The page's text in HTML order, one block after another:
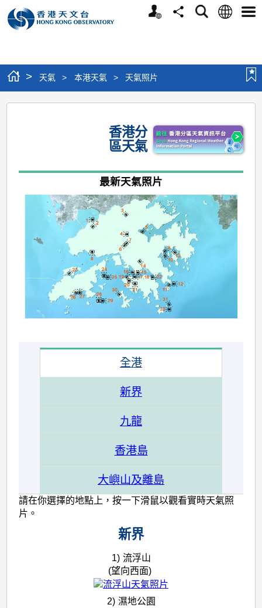
個
分
搜
語
選
> 天氣 > 本港天氣 > 天氣照片
香
香港分
區天氣
最新天氣照片
全港
新界
九龍
香港島
大嶼山及離島
請在你選擇的地點上，按一下滑鼠以觀看實時天氣照
片。
新界
1) 流浮山
(望向西面)
2) 濕地公園